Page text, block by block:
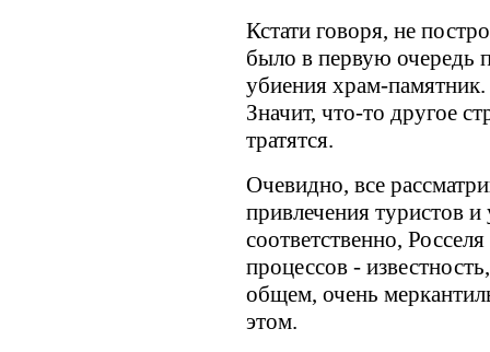
Кстати говоря, не
было в первую очередь
убиения храм-
Значит, что-то другое
тратятся.
Очевидно, все
привлечения туристов и
соответственно,
процессов -
общем, очень
этом.